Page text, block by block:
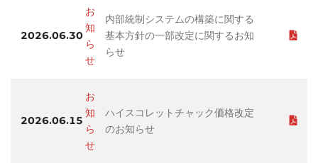
2026.06.30
お
知
ら
せ
内部統制システムの構築に関する
基本方針の一部改定に関するお知
らせ
2026.06.15
お
知
ら
せ
ハイスコレットチャック価格改定
のお知らせ